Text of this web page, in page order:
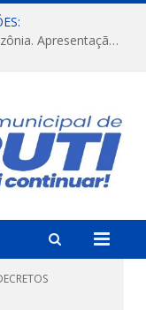
FESTRIBAL 2026 – No Coração da Amazônia. Apresentação da Munduruku.